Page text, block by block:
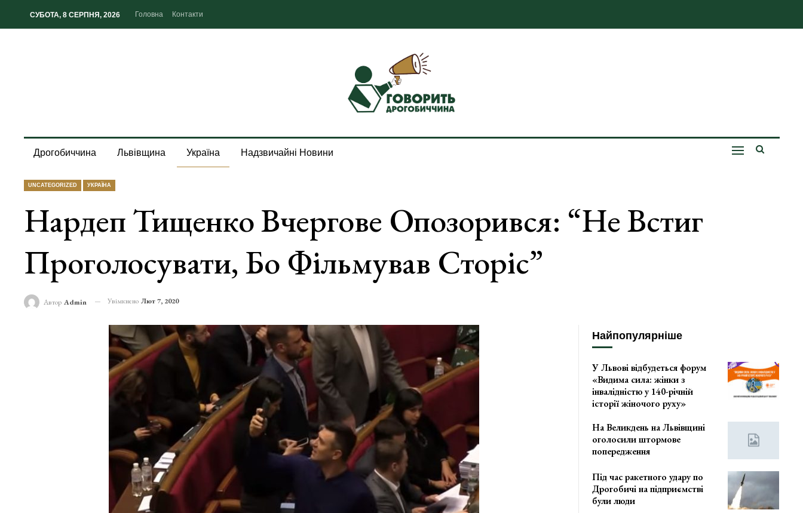
СУБОТА, 8 СЕРПНЯ, 2026 Головна Контакти
Дрогобиччина Львівщина Україна Надзвичайні Новини
UNCATEGORIZED УКРАЇНА
Нардеп Тищенко Вчергове Опозорився: “не Встиг
Проголосувати, Бо Фільмував Сторіс”
Автор Admin Увімкнено Лют 7, 2020
Найпопулярніше
У Львові відбудеться форум
«Видима сила: жінки з
інвалідністю у 140-річній
історії жіночого руху»
На Великдень на Львівщині
оголосили штормове
попередження
Під час ракетного удару по
Дрогобичі на підприємстві
були люди